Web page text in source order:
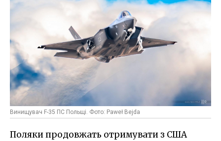
Винищувач F-35 ПС Польщі. Фото: Paweł Bejda
Поляки продовжать отримувати з США